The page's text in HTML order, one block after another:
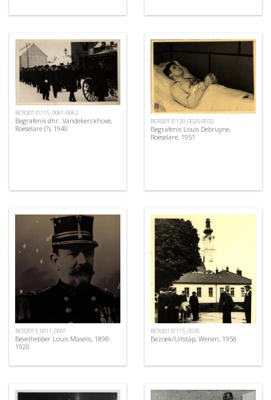
BCR20131115_0061-0062
Begrafenis dhr. Vandekerckhove,
Roeselare (?), 1940
BCR20131129_0025-0032
Begrafenis Louis Debruyne,
Roeselare, 1951
BCR2013_0011_0001
Bevelhebber Louis Maselis, 1898-
1920
BCR20131115_0035
Bezoek/Uitstap, Wenen, 1958